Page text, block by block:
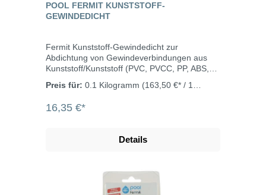
POOL FERMIT KUNSTSTOFF-
GEWINDEDICHT
Fermit Kunststoff-Gewindedicht zur
Abdichtung von Gewindeverbindungen aus
Kunststoff/Kunststoff (PVC, PVCC, PP, ABS,
Metall/ Kunststoff. Das Kunststoff-
Chlor, Salzwasser, Ozon und Glykol
Heizwasser und Druckluft. Das Material ist
abgedichtet werden. Eigenschaften
geruchsneutral, tropft nicht Farbe weiß
Preis für: 0.1 Kilogramm (163,50 €* / 1
16,35 €*
Details